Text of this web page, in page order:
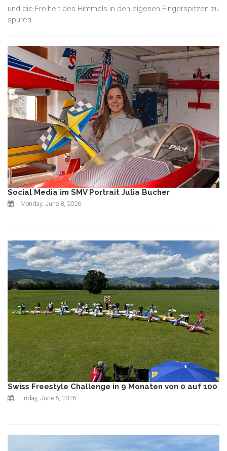
und die Freiheit des Himmels in den eigenen Fingerspitzen zu
spüren.
Social Media im SMV Portrait Julia Bucher
Monday, June 8, 2026
Swiss Freestyle Challenge in 9 Monaten von 0 auf 100
Friday, June 5, 2026